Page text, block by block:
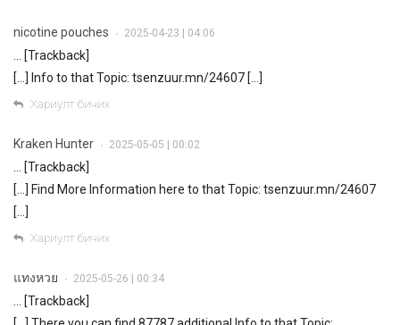
nicotine pouches • 2025-04-23 | 04:06
… [Trackback]
[…] Info to that Topic: tsenzuur.mn/24607 […]
Хариулт бичих
Kraken Hunter • 2025-05-05 | 00:02
… [Trackback]
[…] Find More Information here to that Topic: tsenzuur.mn/24607
[…]
Хариулт бичих
แทงหวย • 2025-05-26 | 00:34
… [Trackback]